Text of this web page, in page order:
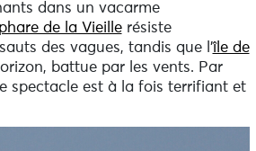
dans un vacarme
phare de la Vieillerésiste
des vagues, tandis que l’île de
battue par les vents. Par
spectacle est à la fois terrifiant et